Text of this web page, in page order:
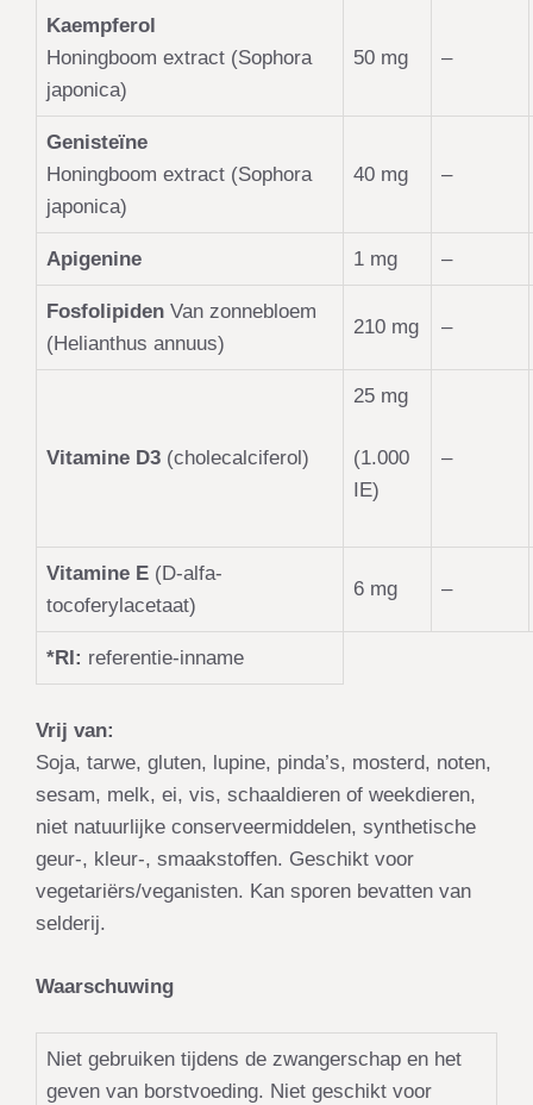
Kaempferol
Honingboom extract (Sophora
japonica)
50 mg –
Genisteïne
Honingboom extract (Sophora
japonica)
40 mg –
Apigenine 1 mg –
Fosfolipiden Van zonnebloem
(Helianthus annuus)
210 mg –
Vitamine D3 (cholecalciferol)
25 mg
(1.000
IE)
–
Vitamine E (D-alfa-
tocoferylacetaat)
6 mg –
*RI: referentie-inname
Vrij van:
Soja, tarwe, gluten, lupine, pinda’s, mosterd, noten,
sesam, melk, ei, vis, schaaldieren of weekdieren,
niet natuurlijke conserveermiddelen, synthetische
geur-, kleur-, smaakstoffen. Geschikt voor
vegetariërs/veganisten. Kan sporen bevatten van
selderij.
Waarschuwing
Niet gebruiken tijdens de zwangerschap en het
geven van borstvoeding. Niet geschikt voor